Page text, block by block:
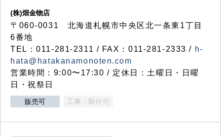
(株)畑金物店
〒060-0031 北海道札幌市中央区北一条東1丁目
6番地
TEL：011-281-2311 / FAX：011-281-2333 / h-
hata@hatakanamonoten.com
営業時間：9:00〜17:30 / 定休日：土曜日・日曜
日・祝祭日
販売可 工事・取付可